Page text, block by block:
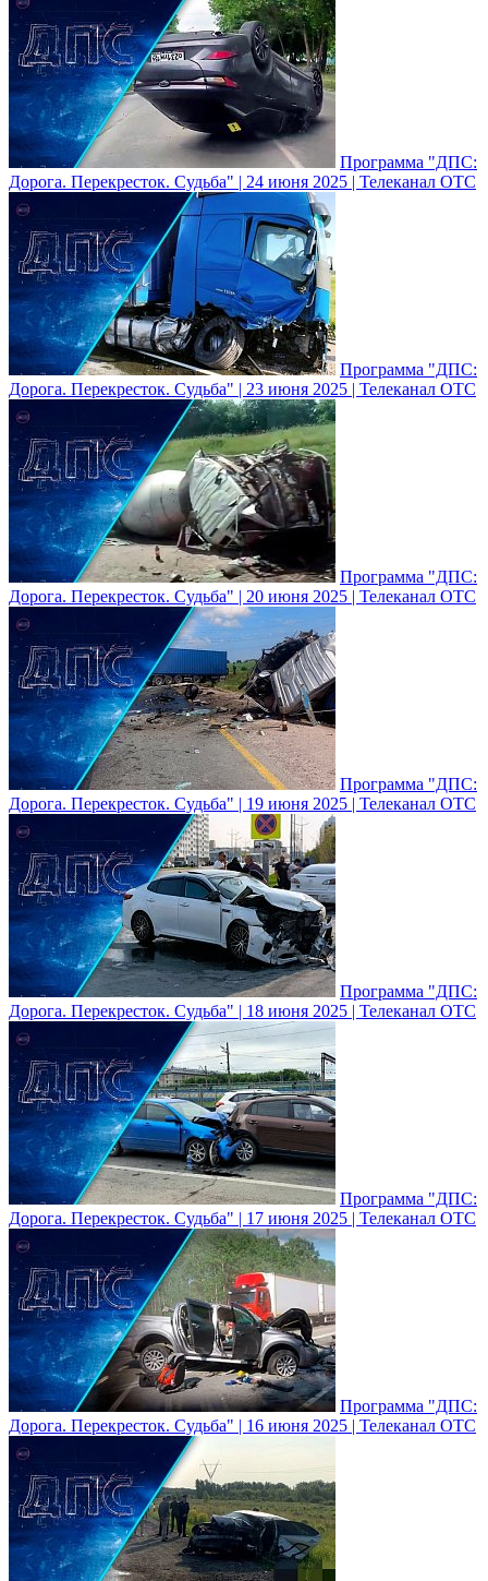
Программа "ДПС:
Дорога. Перекресток. Судьба" | 24 июня 2025 | Телеканал ОТС
Программа "ДПС:
Дорога. Перекресток. Судьба" | 23 июня 2025 | Телеканал ОТС
Программа "ДПС:
Дорога. Перекресток. Судьба" | 20 июня 2025 | Телеканал ОТС
Программа "ДПС:
Дорога. Перекресток. Судьба" | 19 июня 2025 | Телеканал ОТС
Программа "ДПС:
Дорога. Перекресток. Судьба" | 18 июня 2025 | Телеканал ОТС
Программа "ДПС:
Дорога. Перекресток. Судьба" | 17 июня 2025 | Телеканал ОТС
Программа "ДПС:
Дорога. Перекресток. Судьба" | 16 июня 2025 | Телеканал ОТС